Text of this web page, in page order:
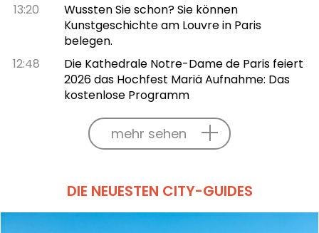
13:20
Wussten Sie schon? Sie können
Kunstgeschichte am Louvre in Paris
belegen.
12:48
Die Kathedrale Notre-Dame de Paris feiert
2026 das Hochfest Mariä Aufnahme: Das
kostenlose Programm
mehr sehen
DIE NEUESTEN CITY-GUIDES